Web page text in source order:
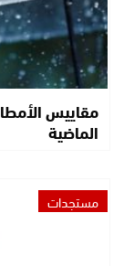
الماضية
مستجدات